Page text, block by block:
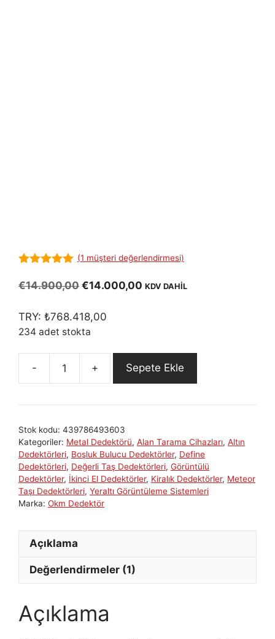
5
(1 müşteri değerlendirmesi)
€14.900,00 Orijinal
€14.900,00.
€14.000,00 Şu
KDV DAHİL
TRY: ₺768.418,00
234 adet stokta
OKM
X4:
Mesafeli
Altın
ve
Define
Alan
Cihazı
Sepete Ekle
Stok kodu: 439786493603
Kategoriler: Metal Dedektörü, Alan Tarama Cihazları, Altın
Dedektörleri, Boşluk Bulucu Dedektörler, Define
Dedektörleri, Değerli Taş Dedektörleri, Görüntülü
Dedektörler, İkinci El Dedektörler, Kiralık Dedektörler, Meteor
Taşı Dedektörleri, Yeraltı Görüntüleme Sistemleri
Marka: Okm Dedektör
Açıklama
Değerlendirmeler (1)
Açıklama